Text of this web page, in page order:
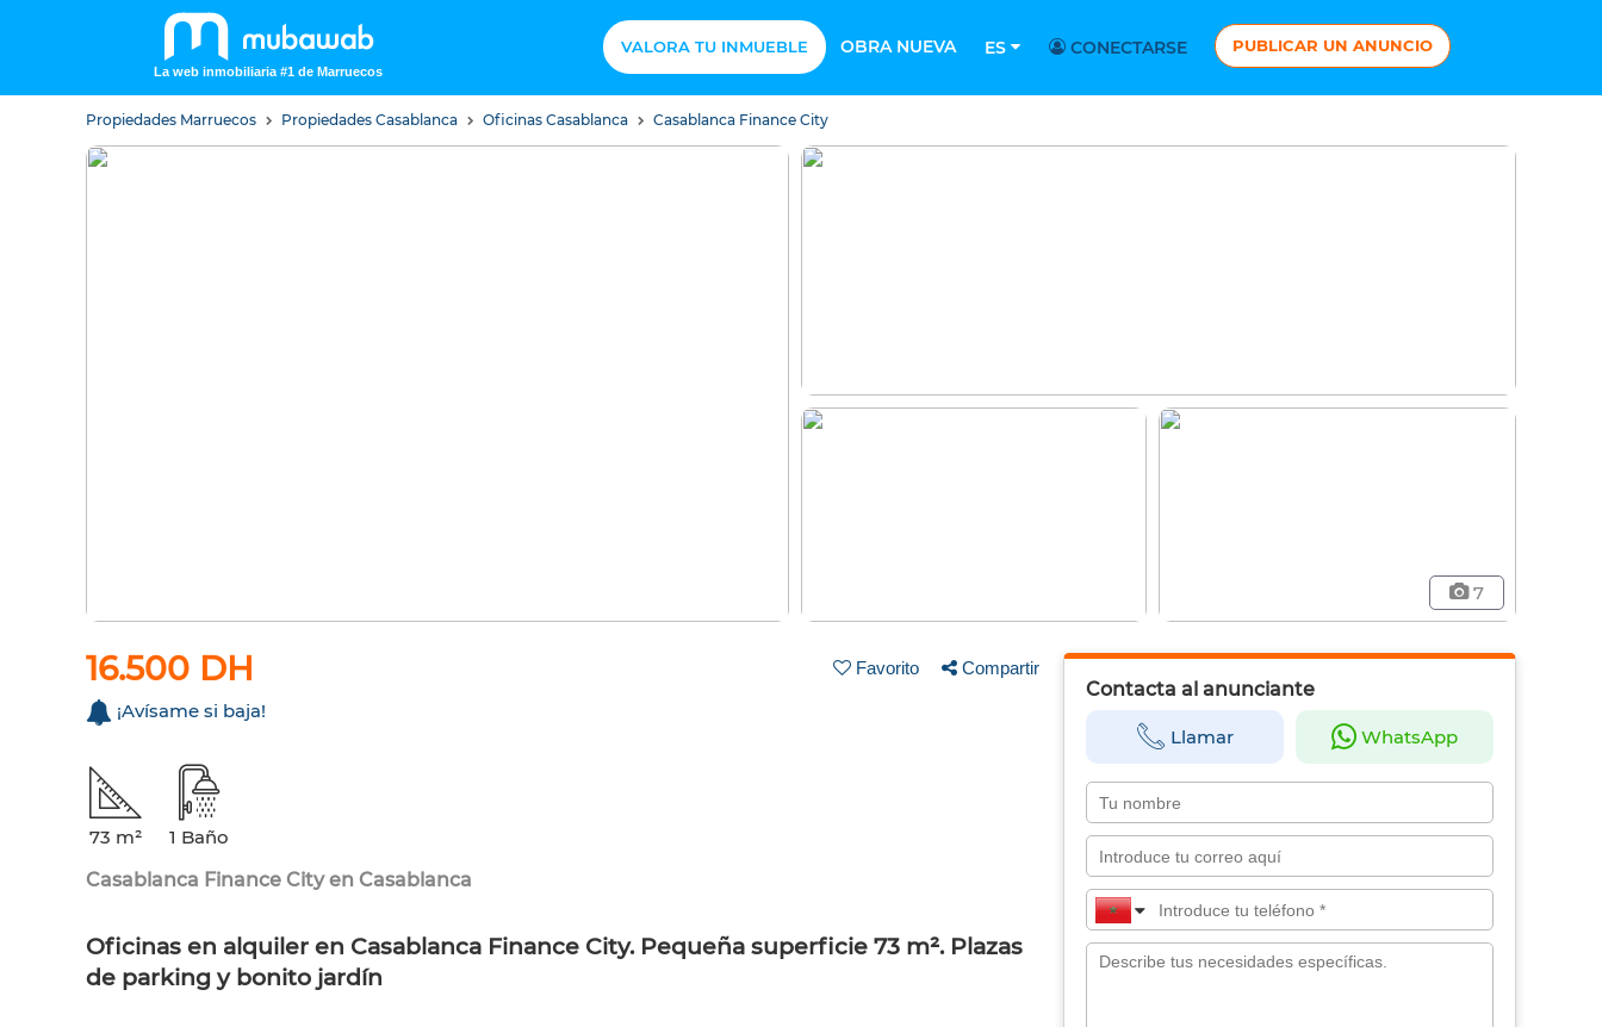
La web inmobiliaria #1 de Marruecos
VALORA TU INMUEBLE OBRA NUEVA ES CONECTARSE PUBLICAR UN ANUNCIO
Propiedades Marruecos Propiedades Casablanca Oficinas Casablanca Casablanca Finance City
7
16.500 DH Favorito Compartir
¡Avísame si baja!
73 m²
1 Baño
Casablanca Finance City en Casablanca
Oficinas en alquiler en Casablanca Finance City. Pequeña superficie 73 m². Plazas
de parking y bonito jardín
Contacta al anunciante
Llamar WhatsApp